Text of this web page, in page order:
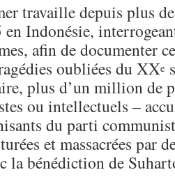
travaille depuis plus
en Indonésie,
afin de documenter
oubliées du XXe
plus d’un million de
ou intellectuels –
du parti
et massacrées par
la bénédiction de